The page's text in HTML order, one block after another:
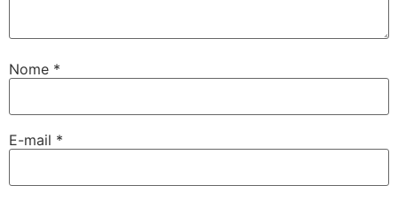
Nome *
E-mail *